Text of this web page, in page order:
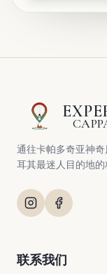
通往卡帕多奇亚神
耳其最迷人目的地的
联系我们